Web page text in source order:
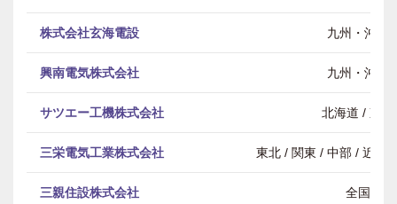
株式会社玄海電設 九州・沖縄
興南電気株式会社 九州・沖縄
サツエー工機株式会社 北海道 / 東北
三栄電気工業株式会社 東北 / 関東 / 中部 / 近畿
三親住設株式会社 全国